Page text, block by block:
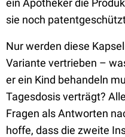
ein Apotheker die
sie noch
Nur werden diese
Variante vertrieben –
er ein Kind behandeln
Tagesdosis verträgt?
Fragen als Antworten
hoffe, dass die zweite